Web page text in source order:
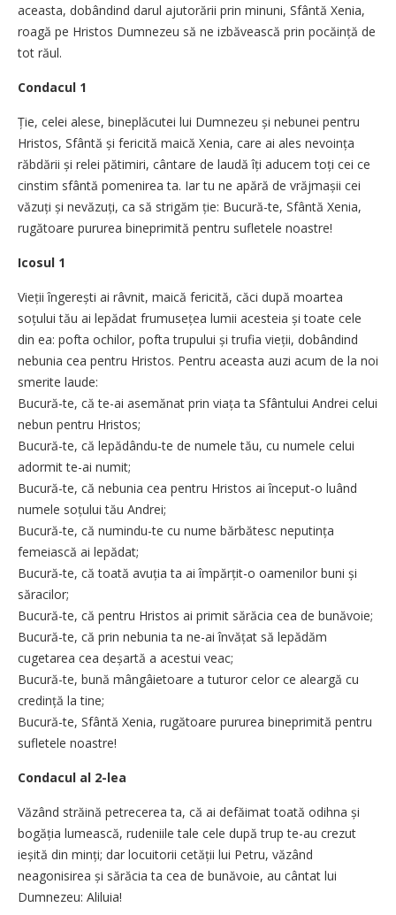
aceasta, dobândind darul ajutorării prin minuni, Sfântă Xenia,
roagă pe Hristos Dumnezeu să ne izbăvească prin pocăință de
tot răul.
Condacul 1
Ție, celei alese, bineplăcutei lui Dumnezeu și nebunei pentru
Hristos, Sfântă și fericită maică Xenia, care ai ales nevoința
răbdării și relei pătimiri, cântare de laudă îți aducem toți cei ce
cinstim sfântă pomenirea ta. Iar tu ne apără de vrăjmașii cei
văzuți și nevăzuți, ca să strigăm ție: Bucură-te, Sfântă Xenia,
rugătoare pururea bineprimită pentru sufletele noastre!
Icosul 1
Vieții îngerești ai râvnit, maică fericită, căci după moartea
soțului tău ai lepădat frumusețea lumii acesteia și toate cele
din ea: pofta ochilor, pofta trupului și trufia vieții, dobândind
nebunia cea pentru Hristos. Pentru aceasta auzi acum de la noi
smerite laude:
Bucură-te, că te-ai asemănat prin viața ta Sfântului Andrei celui
nebun pentru Hristos;
Bucură-te, că lepădându-te de numele tău, cu numele celui
adormit te-ai numit;
Bucură-te, că nebunia cea pentru Hristos ai început-o luând
numele soțului tău Andrei;
Bucură-te, că numindu-te cu nume bărbătesc neputința
femeiască ai lepădat;
Bucură-te, că toată avuția ta ai împărțit-o oamenilor buni și
săracilor;
Bucură-te, că pentru Hristos ai primit sărăcia cea de bunăvoie;
Bucură-te, că prin nebunia ta ne-ai învățat să lepădăm
cugetarea cea deșartă a acestui veac;
Bucură-te, bună mângâietoare a tuturor celor ce aleargă cu
credință la tine;
Bucură-te, Sfântă Xenia, rugătoare pururea bineprimită pentru
sufletele noastre!
Condacul al 2-lea
Văzând străină petrecerea ta, că ai defăimat toată odihna și
bogăția lumească, rudeniile tale cele după trup te-au crezut
ieșită din minți; dar locuitorii cetății lui Petru, văzând
neagonisirea și sărăcia ta cea de bunăvoie, au cântat lui
Dumnezeu: Aliluia!